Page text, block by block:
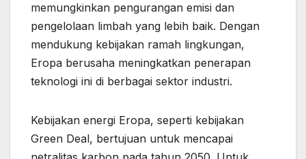
memungkinkan pengurangan emisi dan
pengelolaan limbah yang lebih baik. Dengan
mendukung kebijakan ramah lingkungan,
Eropa berusaha meningkatkan penerapan
teknologi ini di berbagai sektor industri.
Kebijakan energi Eropa, seperti kebijakan
Green Deal, bertujuan untuk mencapai